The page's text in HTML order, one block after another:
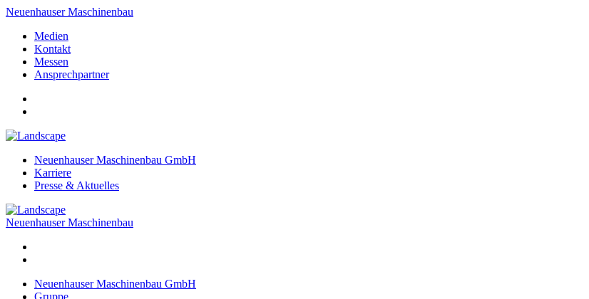
Neuenhauser Maschinenbau
Medien
Kontakt
Messen
Ansprechpartner
Neuenhauser Maschinenbau GmbH
Karriere
Presse & Aktuelles
Neuenhauser Maschinenbau
Neuenhauser Maschinenbau GmbH
Gruppe